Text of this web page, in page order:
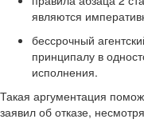
являются
бессрочный
принципалу в
исполнения.
Такая аргументация
заявил об отказе,